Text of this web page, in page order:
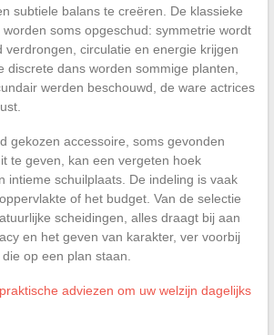
subtiele balans te creëren. De klassieke
soms opgeschud: symmetrie wordt
verdrongen, circulatie en energie krijgen
discrete dans worden sommige planten,
werden beschouwd, de ware actrices
gekozen accessoire, soms gevonden
te geven, kan een vergeten hoek
intieme schuilplaats. De indeling is vaak
of het budget. Van de selectie
scheidingen, alles draagt bij aan
en het geven van karakter, ver voorbij
op een plan staan.
adviezen om uw welzijn dagelijks